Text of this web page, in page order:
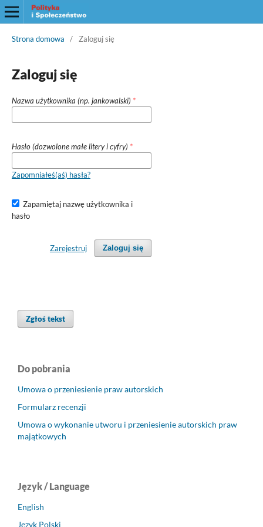
Strona domowa / Zaloguj się
Zaloguj się
Nazwa użytkownika (np. jankowalski) *
Hasło (dozwolone małe litery i cyfry) *
Zapomniałeś(aś) hasła?
Zapamiętaj nazwę użytkownika i
hasło
Zaloguj się
Zarejestruj
Zgłoś tekst
Do pobrania
Umowa o przeniesienie praw autorskich
Formularz recenzji
Umowa o wykonanie utworu i przeniesienie autorskich praw
majątkowych
Język / Language
English
Język Polski